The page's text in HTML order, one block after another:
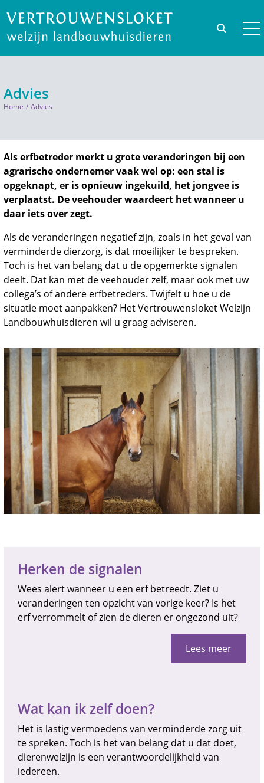
Advies
Home Advies
Als erfbetreder merkt u grote veranderingen bij een
agrarische ondernemer vaak wel op: een stal is
opgeknapt, er is opnieuw ingekuild, het jongvee is
verplaatst. De veehouder waardeert het wanneer u
daar iets over zegt.
Als de veranderingen negatief zijn, zoals in het geval van
verminderde dierzorg, is dat moeilijker te bespreken.
Toch is het van belang dat u de opgemerkte signalen
deelt. Dat kan met de veehouder zelf, maar ook met uw
collega’s of andere erfbetreders. Twijfelt u hoe u de
situatie moet aanpakken? Het Vertrouwensloket Welzijn
Landbouwhuisdieren wil u graag adviseren.
Herken de signalen
Wees alert wanneer u een erf betreedt. Ziet u
veranderingen ten opzicht van vorige keer? Is het
erf verrommelt of zien de dieren er ongezond uit?
Lees meer
Wat kan ik zelf doen?
Het is lastig vermoedens van verminderde zorg uit
te spreken. Toch is het van belang dat u dat doet,
dierenwelzijn is een verantwoordelijkheid van
iedereen.